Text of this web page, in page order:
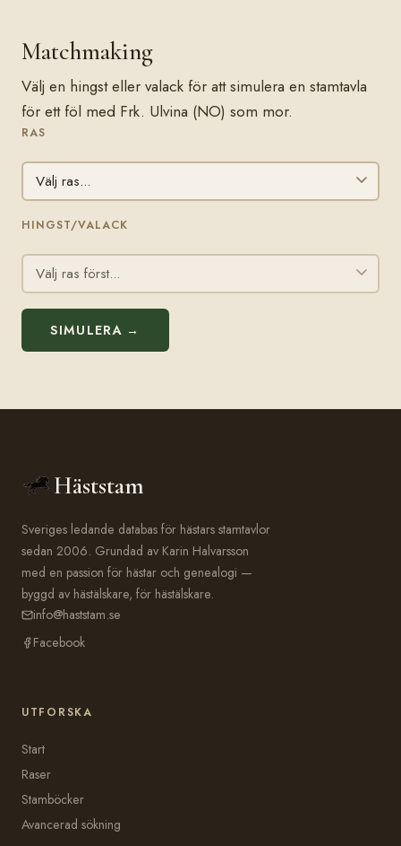
Matchmaking
Välj en hingst eller valack för att simulera en stamtavla
för ett föl med Frk. Ulvina (NO) som mor.
RAS
HINGST/VALACK
SIMULERA →
Häststam
Sveriges ledande databas för hästars stamtavlor
sedan 2006. Grundad av Karin Halvarsson
med en passion för hästar och genealogi —
byggd av hästälskare, för hästälskare.
info@haststam.se
Facebook
UTFORSKA
Start
Raser
Stamböcker
Avancerad sökning